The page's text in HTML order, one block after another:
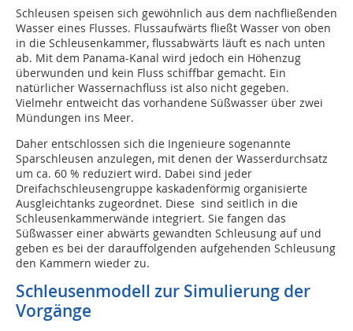
Schleusen speisen sich gewöhnlich aus dem nachfließenden
Wasser eines Flusses. Flussaufwärts fließt Wasser von oben
in die Schleusenkammer, flussabwärts läuft es nach unten
ab. Mit dem Panama-Kanal wird jedoch ein Höhenzug
überwunden und kein Fluss schiffbar gemacht. Ein
natürlicher Wassernachfluss ist also nicht gegeben.
Vielmehr entweicht das vorhandene Süßwasser über zwei
Mündungen ins Meer.
Daher entschlossen sich die Ingenieure sogenannte
Sparschleusen anzulegen, mit denen der Wasserdurchsatz
um ca. 60 % reduziert wird. Dabei sind jeder
Dreifachschleusengruppe kaskadenförmig organisierte
Ausgleichtanks zugeordnet. Diese sind seitlich in die
Schleusenkammerwände integriert. Sie fangen das
Süßwasser einer abwärts gewandten Schleusung auf und
geben es bei der darauffolgenden aufgehenden Schleusung
den Kammern wieder zu.
Schleusenmodell zur Simulierung der
Vorgänge